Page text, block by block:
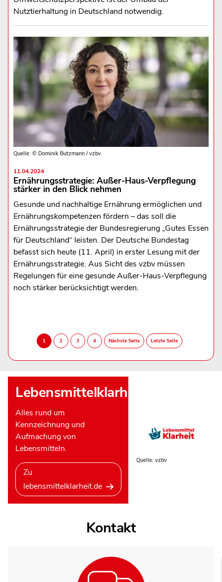
Nutztierhaltung in Deutschland notwendig.
Quelle: © Dominik Butzmann / vzbv
11.04.2024
Ernährungsstrategie: Außer-Haus-Verpflegung
stärker in den Blick nehmen
Gesunde und nachhaltige Ernährung ermöglichen und
Ernährungskompetenzen fördern – das soll die
Ernährungsstrategie der Bundesregierung „Gutes Essen
für Deutschland“ leisten. Der Deutsche Bundestag
befasst sich heute (11. April) in erster Lesung mit der
Ernährungsstrategie. Aus Sicht des vzbv müssen
Regelungen für eine gesunde Außer-Haus-Verpflegung
noch stärker berücksichtigt werden.
Lebensmittelklarheit
Alles rund um
Kennzeichnung und
Aufmachung von
Lebensmitteln.
Zu
lebensmittelklarheit.de
Quelle: vzbv
Kontakt